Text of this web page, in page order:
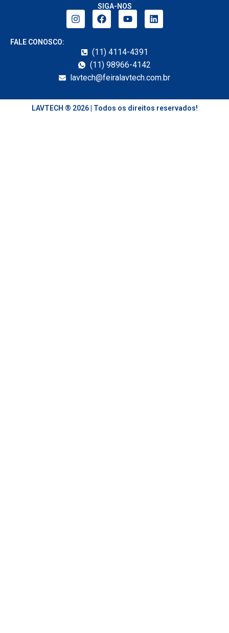
SIGA-NOS
FALE CONOSCO:
(11) 4114-4391
(11) 98966-4142
lavtech@feiralavtech.com.br
LAVTECH ® 2026 | Todos os direitos reservados!